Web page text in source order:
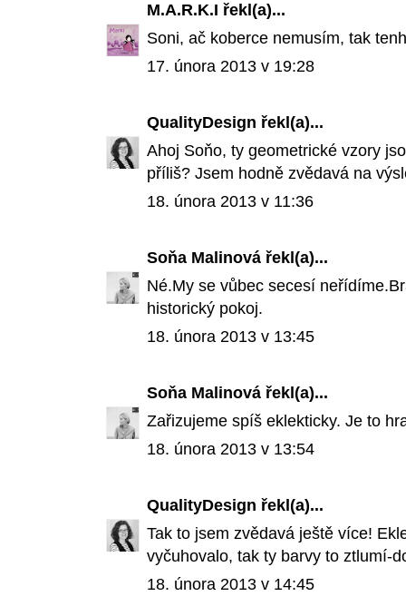
M.A.R.K.I řekl(a)...
Soni, ač koberce nemusím, tak
17. února 2013 v 19:28
QualityDesign řekl(a)...
Ahoj Soňo, ty geometrické vzory
příliš? Jsem hodně zvědavá na
18. února 2013 v 11:36
Soňa Malinová řekl(a)...
Né.My se vůbec secesí
historický pokoj.
18. února 2013 v 13:45
Soňa Malinová řekl(a)...
Zařizujeme spíš eklekticky. Je to
18. února 2013 v 13:54
QualityDesign řekl(a)...
Tak to jsem zvědavá ještě více!
vyčuhovalo, tak ty barvy to ztlumí-
18. února 2013 v 14:45